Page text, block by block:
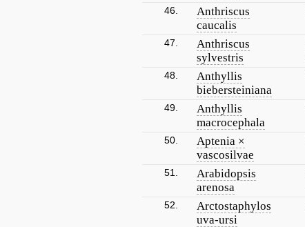
46.
Anthriscus
caucalis
47.
Anthriscus
sylvestris
48.
Anthyllis
biebersteiniana
49.
Anthyllis
macrocephala
50.
Aptenia ×
vascosilvae
51.
Arabidopsis
arenosa
52.
Arctostaphylos
uva-ursi